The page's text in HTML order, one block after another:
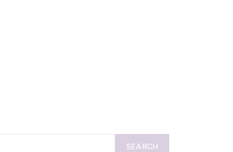
SEARCH